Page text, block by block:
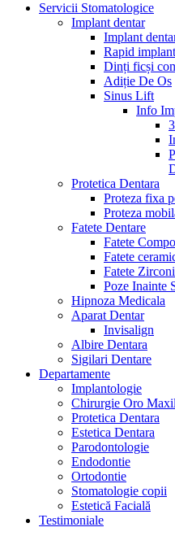
Servicii Stomatologice
Implant dentar
Implant
Rapid
Dinți ficși
Adiție De Os
Sinus Lift
Info
Protetica Dentara
Proteza fixa
Proteza
Fatete Dentare
Fatete
Fatete
Fatete
Poze Inainte
Hipnoza Medicala
Aparat Dentar
Invisalign
Albire Dentara
Sigilari Dentare
Departamente
Implantologie
Chirurgie Oro
Protetica Dentara
Estetica Dentara
Parodontologie
Endodontie
Ortodontie
Stomatologie copii
Estetică Facială
Testimoniale